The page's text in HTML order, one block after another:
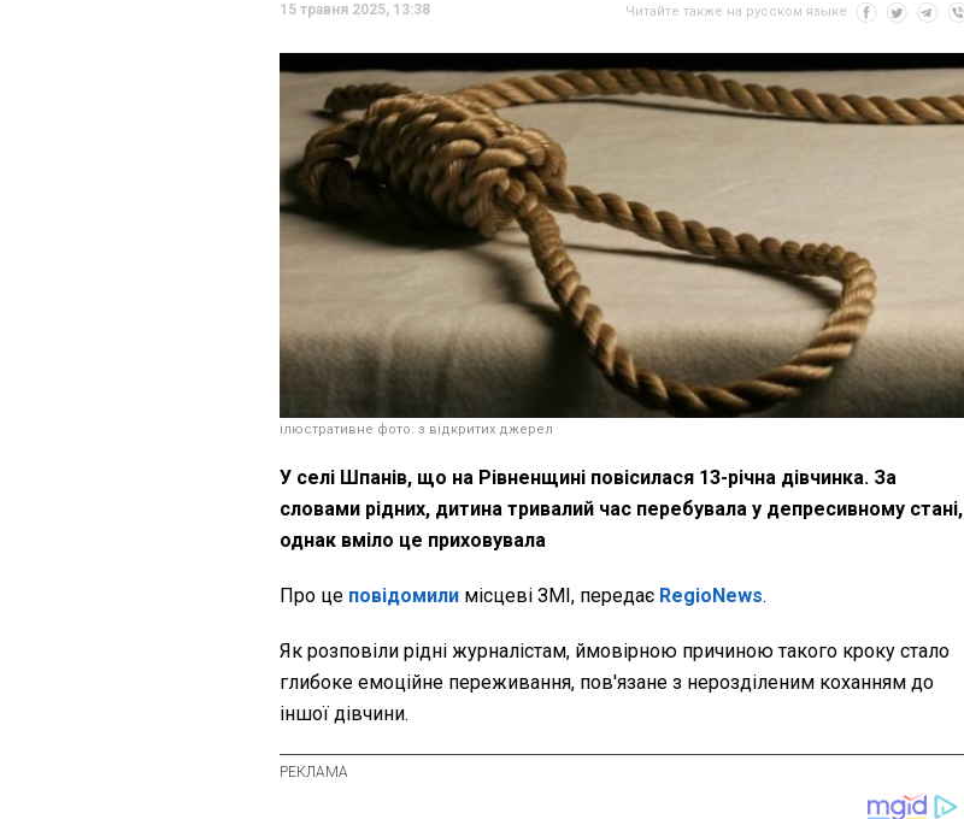
15 травня 2025, 13:38 Читайте также на русском языке
ілюстративне фото: з відкритих джерел
У селі Шпанів, що на Рівненщині повісилася 13-річна дівчинка. За
словами рідних, дитина тривалий час перебувала у депресивному стані,
однак вміло це приховувала
Про це повідомили місцеві ЗМІ, передає RegioNews.
Як розповіли рідні журналістам, ймовірною причиною такого кроку стало
глибоке емоційне переживання, пов'язане з нерозділеним коханням до
іншої дівчини.